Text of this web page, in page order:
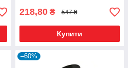
218,80 ₴ 547 ₴
Купити
–60%